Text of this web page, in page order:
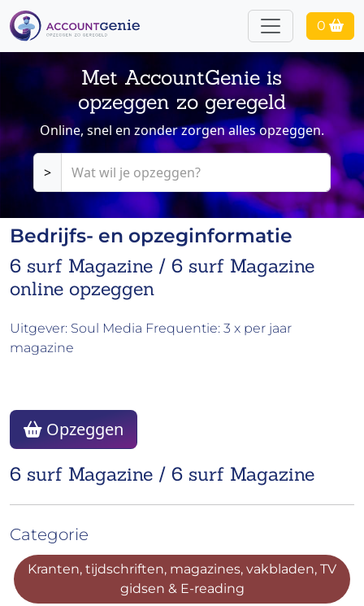
0
Met AccountGenie is
opzeggen zo geregeld
Online, snel en zonder zorgen alles opzeggen.
>
Bedrijfs- en opzeginformatie
6 surf Magazine / 6 surf Magazine
online opzeggen
Uitgever: Soul Media Frequentie: 3 x per jaar
magazine
6 surf Magazine / 6 surf Magazine
Opzeggen
Categorie
Kranten, tijdschriften, magazines, vakbladen, TV
gidsen & E-reading